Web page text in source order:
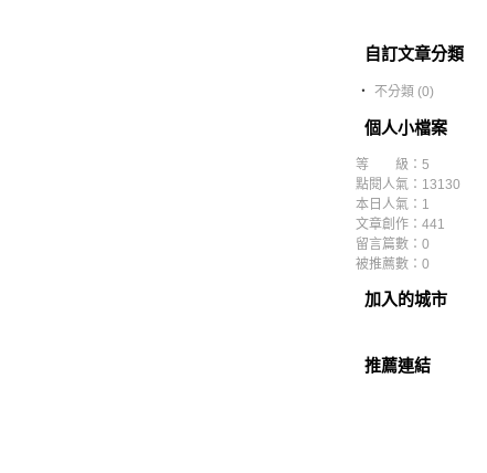
自訂文章分類
‧ 不分類 (0)
個人小檔案
等 級：5
點閱人氣：13130
本日人氣：1
文章創作：441
留言篇數：0
被推薦數： 0
加入的城市
推薦連結